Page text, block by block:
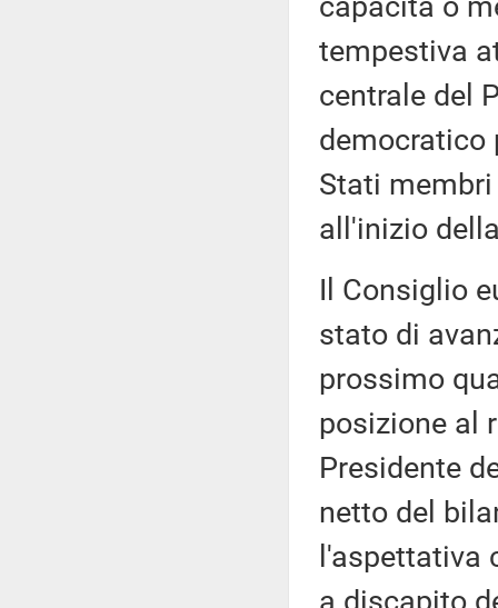
tempestiva
centrale del
democratico
Stati
all'inizio
Il Consiglio
stato di
prossimo
posizione al
Presidente
netto del
l'aspettativa